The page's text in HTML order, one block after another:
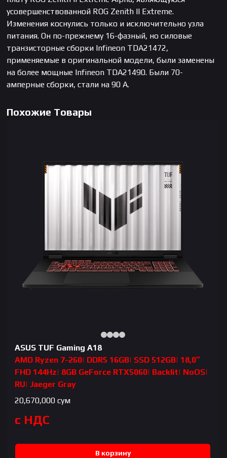
усовершенствованной ROG Zenith II Extreme.
Изменения коснулись только и исключительно узла
питания. Он по-прежнему 16-фазный, но силовые
транзисторные сборки Infineon TDA21472,
применяемые в оригинальной модели, были заменены
на более мощные Infineon TDA21490. Были 70-
амперные сборки, стали на 90 А.
Похожие Товары
ASUS TUF Gaming A18
AMD Ryzen 7-260| DDR5 16GB| SSD 512GB| 18,0″
FHD 144Hz| 8GB GeForce RTX5060| Backlit| NoOS|
RU| Jaeger Gray
20,670,000 сум
с НДС
В корзину